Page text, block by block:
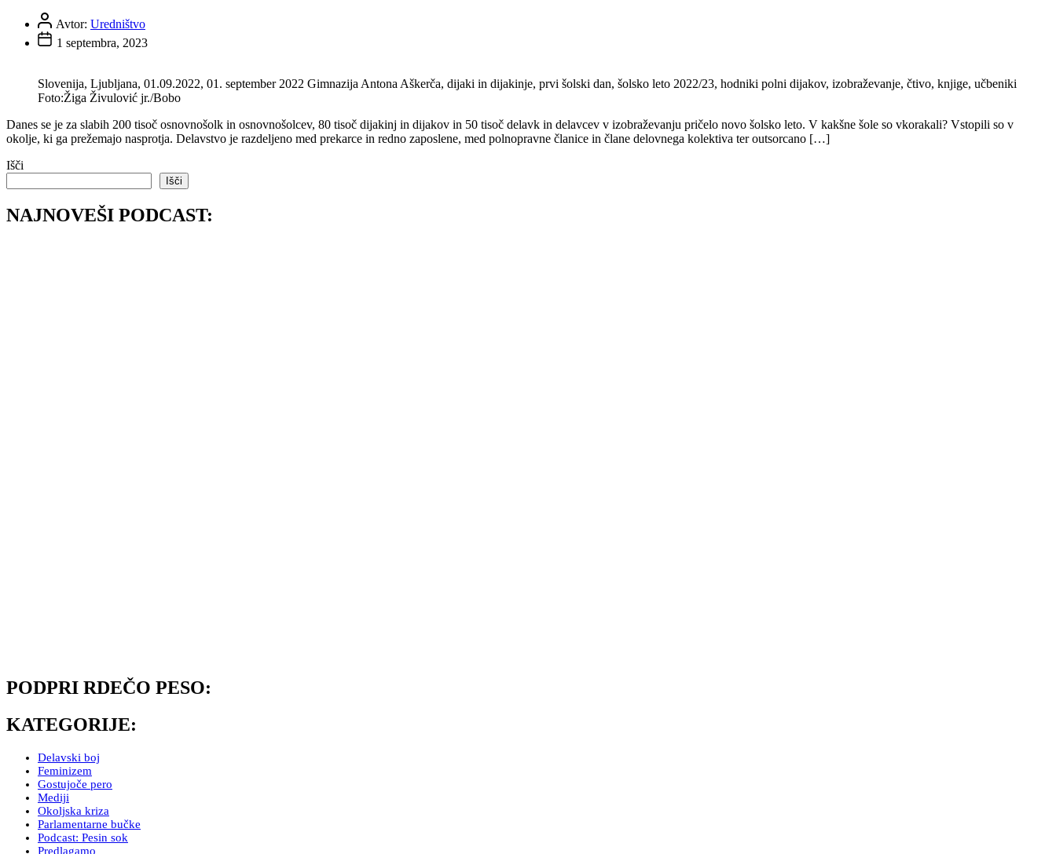
Avtor: Uredništvo
1 septembra, 2023
Slovenija, Ljubljana, 01.09.2022, 01. september 2022 Gimnazija Antona Aškerča, dijaki in dijakinje, prvi šolski dan, šolsko leto 2022/23, hodniki polni dijakov, izobraževanje, čtivo, knjige, učbeniki
Foto:Žiga Živulović jr./Bobo
Danes se je za slabih 200 tisoč osnovnošolk in osnovnošolcev, 80 tisoč dijakinj in dijakov in 50 tisoč delavk in delavcev v izobraževanju pričelo novo šolsko leto. V kakšne šole so vkorakali? Vstopili so v
okolje, ki ga prežemajo nasprotja. Delavstvo je razdeljeno med prekarce in redno zaposlene, med polnopravne članice in člane delovnega kolektiva ter outsorcano […]
Išči
Išči
NAJNOVEŠI PODCAST:
PODPRI RDEČO PESO:
KATEGORIJE:
Delavski boj
Feminizem
Gostujoče pero
Mediji
Okoljska kriza
Parlamentarne bučke
Podcast: Pesin sok
Predlagamo